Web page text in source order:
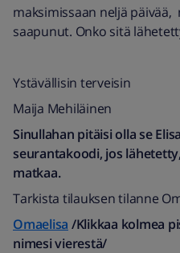
Soittakaa minulle
010 190 240 (mpm/pvm
maksimissaan neljä
saapunut. Onko sitä
Ystävällisin terveisin
Maija Mehiläinen
Sinullahan pitäisi olla se
seurantakoodi, jos
matkaa.
Tarkista tilauksen tilanne
Omaelisa /Klikkaa kolmea
nimesi vierestä/